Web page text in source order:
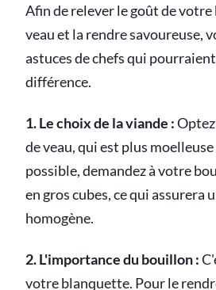
Afin de relever le goût de
veau et la rendre savoureuse,
astuces de chefs qui
différence.
1. Le choix de la viande :
de veau, qui est plus
possible, demandez à votre
en gros cubes, ce qui assurera
homogène.
2. L'importance du bouillon :
votre blanquette. Pour le